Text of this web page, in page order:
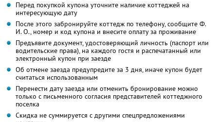
Перед покупкой купона уточните наличие коттеджей на
интересующую дату
После этого забронируйте коттедж по телефону, сообщите Ф.
И. О., номер и код купона и внесите оплату за проживание
Предъявите документ, удостоверяющий личность (паспорт или
водительские права), на каждого гостя и распечатанный или
электронный купон при заезде
Об отмене заезда предупредите за 3 дня, иначе купон будет
считаться использованным
Перенести дату заезда или отменить бронирование можно
только с письменного согласия представителей коттеджного
поселка
Скидка не суммируется с другими спецпредложениями